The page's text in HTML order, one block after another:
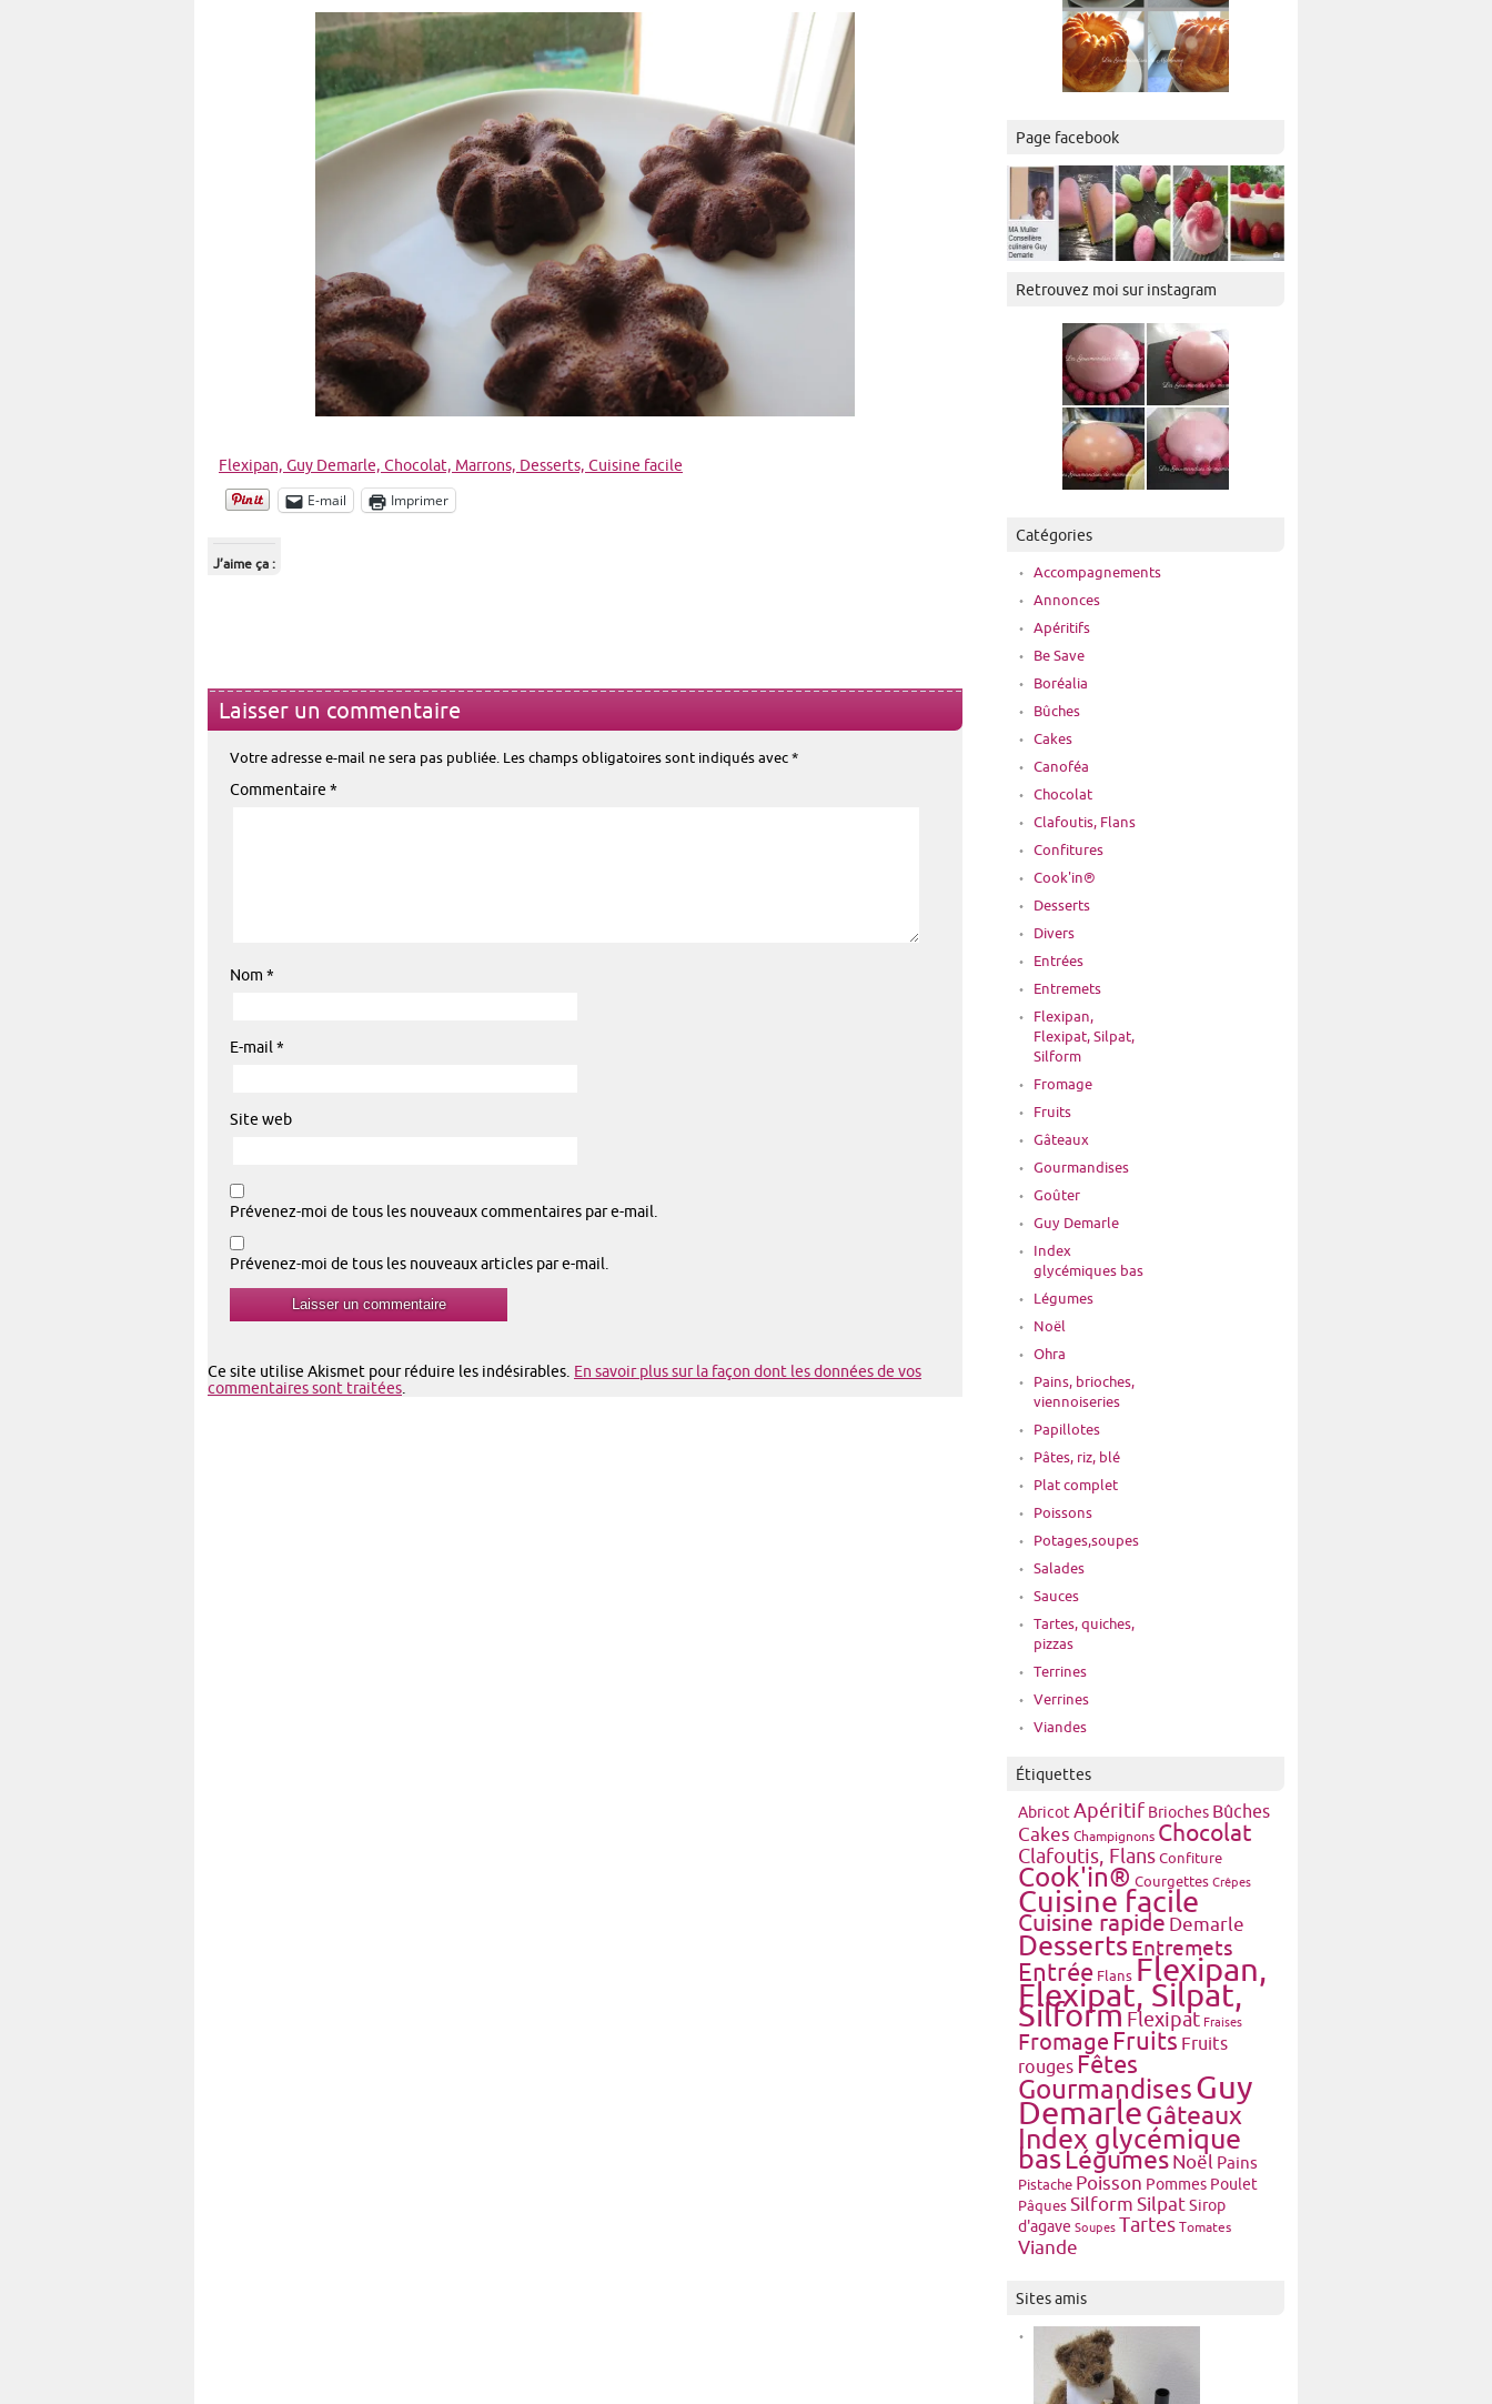
Flexipan, Guy Demarle, Chocolat, Marrons, Desserts, Cuisine facile
E-mail Imprimer
J’aime ça :
Laisser un commentaire
Votre adresse e-mail ne sera pas publiée. Les champs obligatoires sont indiqués avec *
Commentaire *
Nom *
E-mail *
Site web
Prévenez-moi de tous les nouveaux commentaires par e-mail.
Prévenez-moi de tous les nouveaux articles par e-mail.
Ce site utilise Akismet pour réduire les indésirables. En savoir plus sur la façon dont les données de vos
commentaires sont traitées
Page facebook
Retrouvez moi sur instagram
Catégories
Accompagnements
Annonces
Apéritifs
Be Save
Boréalia
Bûches
Cakes
Canoféa
Chocolat
Clafoutis, Flans
Confitures
Cook'in®
Desserts
Divers
Entrées
Entremets
Flexipan,
Flexipat, Silpat,
Silform
Fromage
Fruits
Gâteaux
Gourmandises
Goûter
Guy Demarle
Index
glycémiques bas
Légumes
Noël
Ohra
Pains, brioches,
viennoiseries
Papillotes
Pâtes, riz, blé
Plat complet
Poissons
Potages,soupes
Salades
Sauces
Tartes, quiches,
pizzas
Terrines
Verrines
Viandes
Étiquettes
Abricot Apéritif Brioches Bûches
Cakes Champignons Chocolat
Clafoutis, Flans Confiture
Cook'in® Courgettes Crêpes
Cuisine facile
Cuisine rapide Demarle
Desserts Entremets
Entrée Flans Flexipan,
Flexipat, Silpat,
Silform Flexipat Fraises
Fromage Fruits Fruits
rouges Fêtes
Gourmandises Guy
Demarle Gâteaux
Index glycémique
bas Légumes Noël Pains
Pistache Poisson Pommes Poulet
Pâques Silform Silpat Sirop
d'agave Soupes Tartes Tomates
Viande
Sites amis